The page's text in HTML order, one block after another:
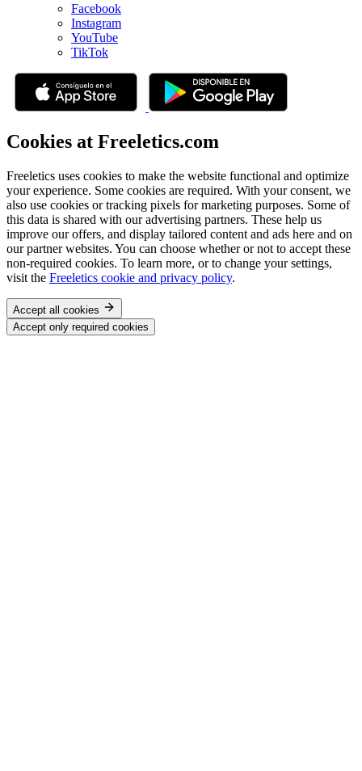
Facebook
Instagram
YouTube
TikTok
Cookies at Freeletics.com
Freeletics uses cookies to make the website functional and optimize
your experience. Some cookies are required. With your consent, we
also use cookies or tracking pixels for marketing purposes. Some of
this data is shared with our advertising partners. These help us
improve our offers, and display tailored content and ads here and on
our partner websites. You can choose whether or not to accept these
non-required cookies. To learn more, or to change your settings,
visit the Freeletics cookie and privacy policy.
Accept all cookies
Accept only required cookies